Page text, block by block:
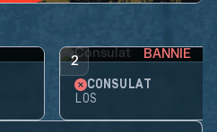
2 BANNIE
CONSULAT
LOS